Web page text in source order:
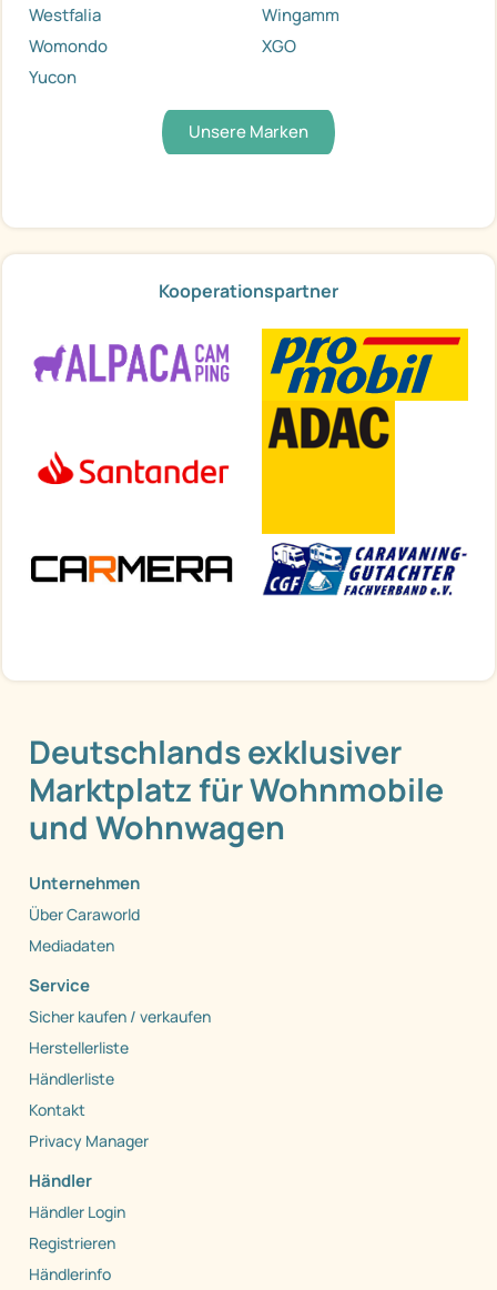
Westfalia
Wingamm
Womondo
XGO
Yucon
Unsere Marken
Kooperationspartner
Deutschlands exklusiver
Marktplatz für Wohnmobile
und Wohnwagen
Unternehmen
Über Caraworld
Mediadaten
Service
Sicher kaufen / verkaufen
Herstellerliste
Händlerliste
Kontakt
Privacy Manager
Händler
Händler Login
Registrieren
Händlerinfo